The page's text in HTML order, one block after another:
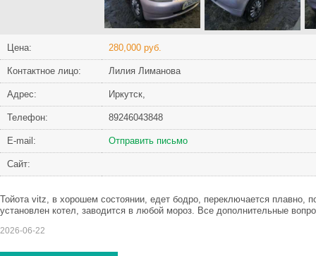
Цена: 280,000 руб.
Контактное лицо: Лилия Лиманова
Адрес: Иркутск,
Телефон: 89246043848
Е-mail: Отправить письмо
Сайт:
Тойота vitz, в хорошем состоянии, едет бодро, переключается плавно,
установлен котел, заводится в любой мороз. Все дополнительные
2026-06-22